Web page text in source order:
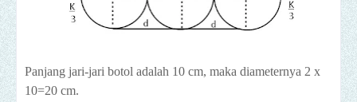
Panjang jari-jari botol adalah 10 cm, maka diameternya 2 x
10=20 cm.